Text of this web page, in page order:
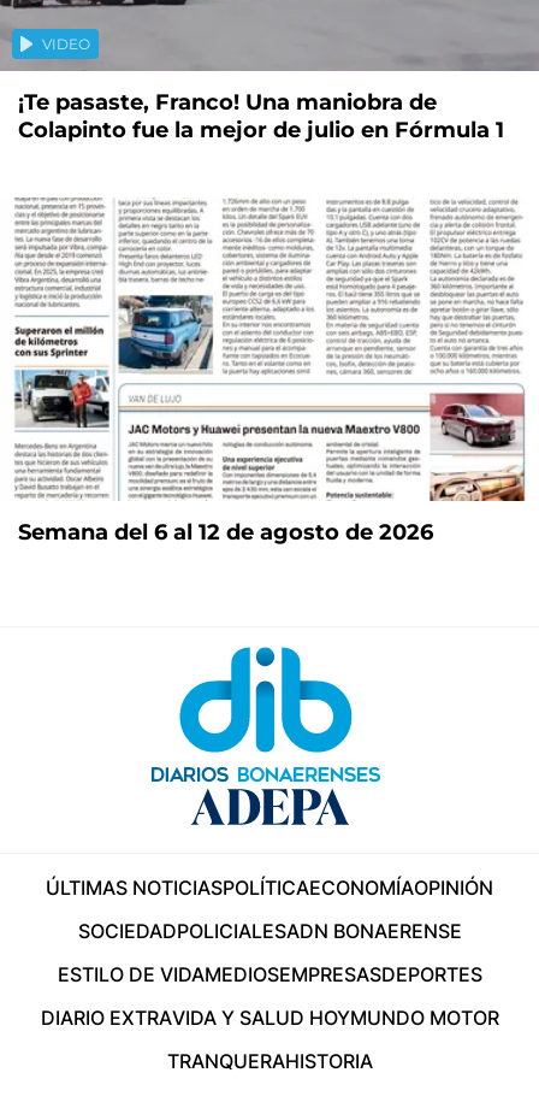
VIDEO
¡Te pasaste, Franco! Una maniobra de
Colapinto fue la mejor de julio en Fórmula 1
Semana del 6 al 12 de agosto de 2026
ÚLTIMAS NOTICIASPOLÍTICAECONOMÍAOPINIÓN
SOCIEDADPOLICIALESADN BONAERENSE
ESTILO DE VIDAMEDIOSEMPRESASDEPORTES
DIARIO EXTRAVIDA Y SALUD HOYMUNDO MOTOR
TRANQUERAHISTORIA